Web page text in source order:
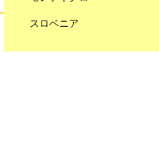
スロベニア